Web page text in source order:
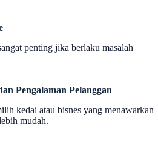
penting jika berlaku masalah
Pengalaman Pelanggan
kedai atau bisnes yang menawarkan
mudah.